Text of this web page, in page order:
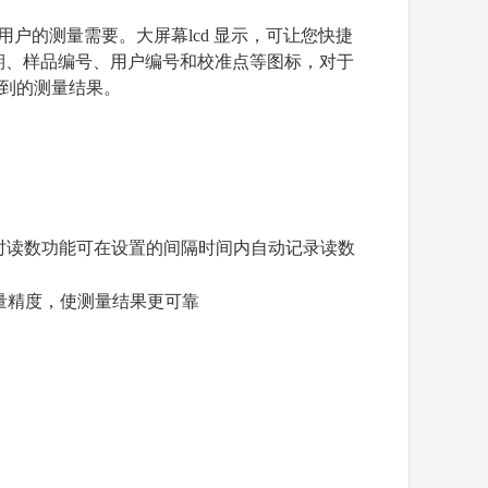
的测量需要。大屏幕lcd 显示，可让您快捷
样品编号、用户编号和校准点等图标，对于
的测量结果。
数功能可在设置的间隔时间内自动记录读数
度，使测量结果更可靠